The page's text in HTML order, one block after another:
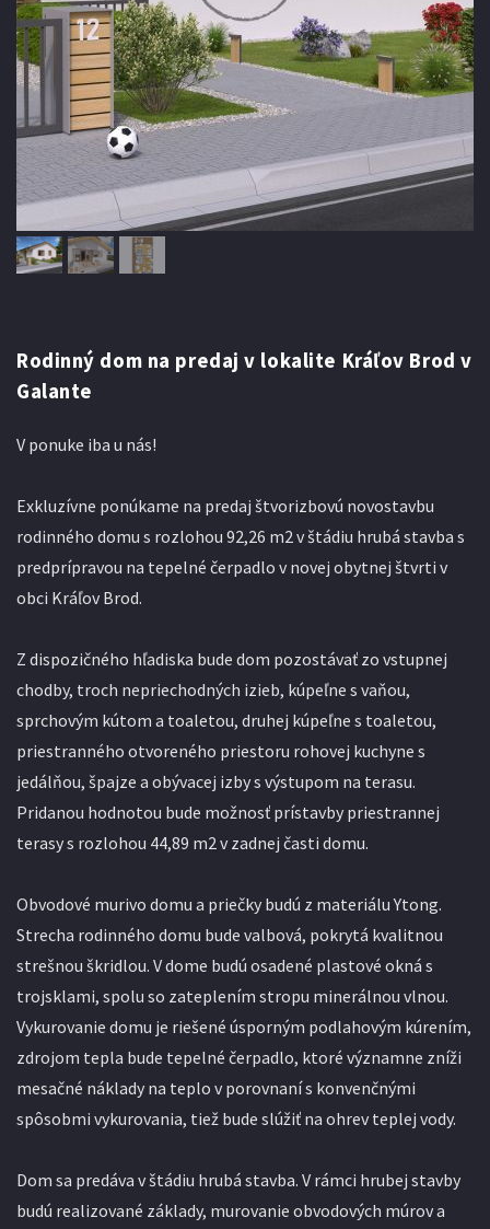
Rodinný dom na predaj v lokalite Kráľov Brod v
Galante
V ponuke iba u nás!
Exkluzívne ponúkame na predaj štvorizbovú novostavbu
rodinného domu s rozlohou 92,26 m2 v štádiu hrubá stavba s
predprípravou na tepelné čerpadlo v novej obytnej štvrti v
obci Kráľov Brod.
Z dispozičného hľadiska bude dom pozostávať zo vstupnej
chodby, troch nepriechodných izieb, kúpeľne s vaňou,
sprchovým kútom a toaletou, druhej kúpeľne s toaletou,
priestranného otvoreného priestoru rohovej kuchyne s
jedálňou, špajze a obývacej izby s výstupom na terasu.
Pridanou hodnotou bude možnosť prístavby priestrannej
terasy s rozlohou 44,89 m2 v zadnej časti domu.
Obvodové murivo domu a priečky budú z materiálu Ytong.
Strecha rodinného domu bude valbová, pokrytá kvalitnou
strešnou škridlou. V dome budú osadené plastové okná s
trojsklami, spolu so zateplením stropu minerálnou vlnou.
Vykurovanie domu je riešené úsporným podlahovým kúrením,
zdrojom tepla bude tepelné čerpadlo, ktoré významne zníži
mesačné náklady na teplo v porovnaní s konvenčnými
spôsobmi vykurovania, tiež bude slúžiť na ohrev teplej vody.
Dom sa predáva v štádiu hrubá stavba. V rámci hrubej stavby
budú realizované základy, murovanie obvodových múrov a